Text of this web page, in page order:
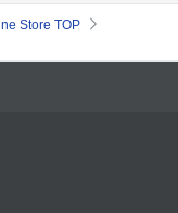
Store TOP